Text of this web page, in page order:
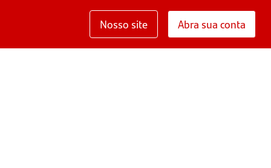
Nosso site Abra sua conta